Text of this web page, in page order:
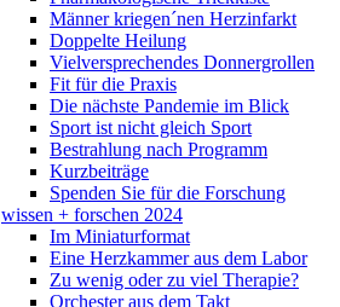
Männer kriegen´nen Herzinfarkt
Doppelte Heilung
Vielversprechendes Donnergrollen
Fit für die Praxis
Die nächste Pandemie im Blick
Sport ist nicht gleich Sport
Bestrahlung nach Programm
Kurzbeiträge
Spenden Sie für die Forschung
wissen + forschen 2024
Im Miniaturformat
Eine Herzkammer aus dem Labor
Zu wenig oder zu viel Therapie?
Orchester aus dem Takt